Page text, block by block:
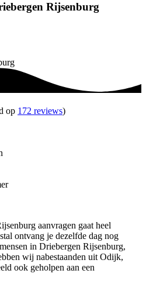
Rijsenburg
op 172 reviews)
aanvragen gaat heel
ontvang je dezelfde dag nog
in Driebergen Rijsenburg,
wij nabestaanden uit Odijk,
ook geholpen aan een